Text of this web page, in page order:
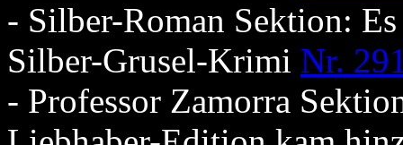
- Silber-Roman Sektion:
Silber-Grusel-Krimi Nr.
- Professor Zamorra